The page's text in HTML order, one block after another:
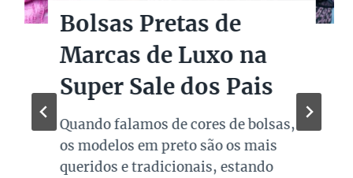
Bolsas Pretas de
Marcas de Luxo na
Super Sale dos Pais
Quando falamos de cores de bolsas,
os modelos em preto são os mais
queridos e tradicionais, estando